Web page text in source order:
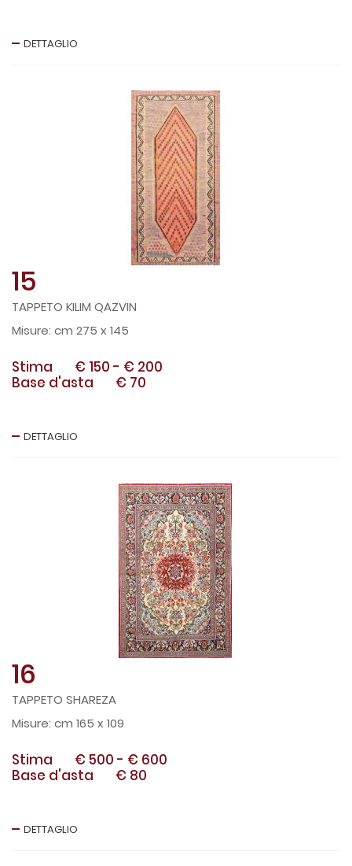
DETTAGLIO
15
TAPPETO KILIM QAZVIN
cm 275 x 145
Stima € 150 - € 200
Base d'asta
€ 70
DETTAGLIO
16
TAPPETO SHAREZA
cm 165 x 109
Stima € 500 - € 600
Base d'asta
€ 80
DETTAGLIO